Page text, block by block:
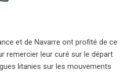
et de Navarre ont profité de ce
remercier leur curé sur le départ
litanies sur les mouvements